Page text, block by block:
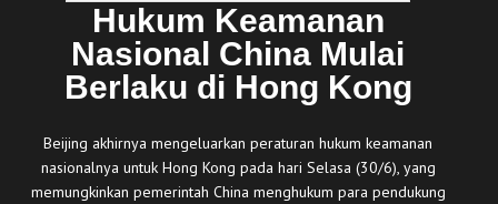
Hukum Keamanan
Nasional China Mulai
Berlaku di Hong Kong
Beijing akhirnya mengeluarkan peraturan hukum keamanan
nasionalnya untuk Hong Kong pada hari Selasa (30/6), yang
memungkinkan pemerintah China menghukum para pendukung